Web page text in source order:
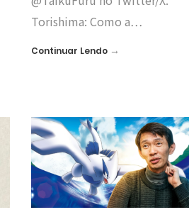
Torishima: Como a…
Continuar Lendo →